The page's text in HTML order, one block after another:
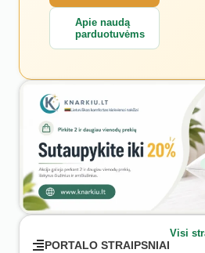
Apie naudą
parduotuvėms
PORTALO STRAIPSNIAI
Visi